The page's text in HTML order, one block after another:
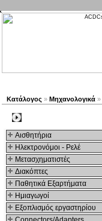
Κατάλογος » Μηχανολογικά »
Αισθητήρια
Ηλεκτρονόμοι - Ρελέ
Μετασχηματιστές
Διακόπτες
Παθητικά Εξαρτήματα
Hμιαγωγοί
Εξοπλισμός εργαστηρίου